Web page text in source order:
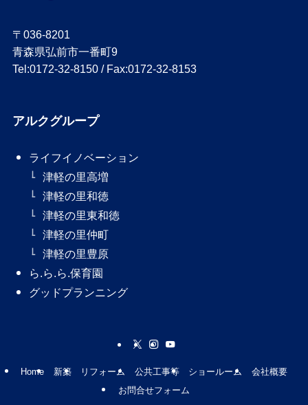
〒036-8201
青森県弘前市一番町9
Tel:0172-32-8150 / Fax:0172-32-8153
アルクグループ
ライフイノベーション
津軽の里高増
津軽の里和徳
津軽の里東和徳
津軽の里仲町
津軽の里豊原
ら.ら.ら.保育園
グッドプランニング
Home 新築 リフォーム 公共工事等 ショールーム
会社概要
お問合せフォーム